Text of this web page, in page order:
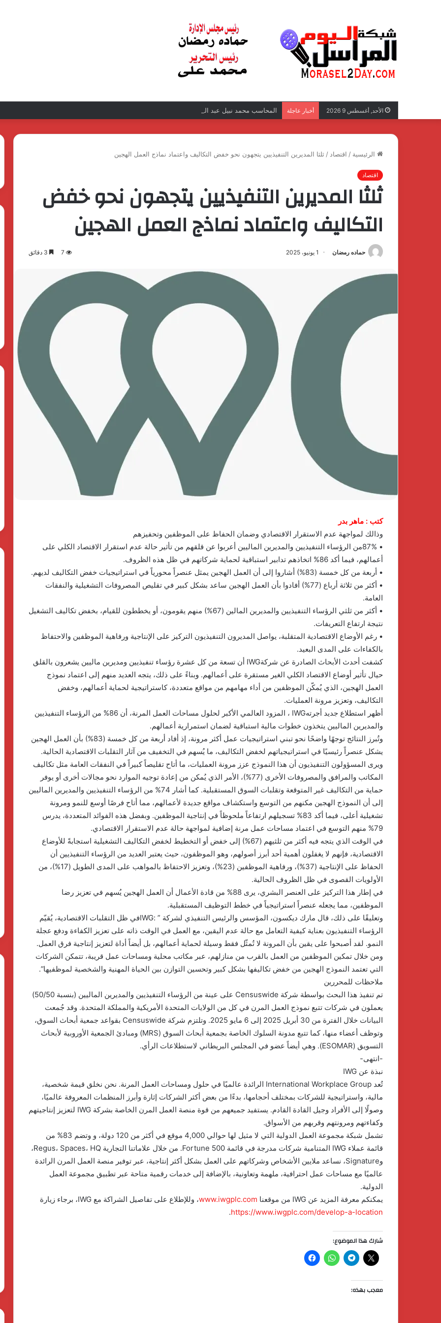
الأحد, أغسطس 9 2026 أخبار عاجلة المحاسب محمد نبيل عبد الغفار فولي.. قيادة إدارية ناجحة على رأس فرع إيرادات طامية
الرئيسية / اقتصاد / ثلثا المديرين التنفيذيين يتجهون نحو خفض التكاليف واعتماد نماذج العمل الهجين
اقتصاد
ثلثا المديرين التنفيذيين يتجهون نحو خفض
التكاليف واعتماد نماذج العمل الهجين
حماده رمضان 1 يونيو، 2025 7
كتب : ماهر بدر
وذالك لمواجهة عدم الاستقرار الاقتصادي وضمان الحفاظ على الموظفين وتحفيزهم
• 87%من الرؤساء التنفيذيين والمديرين الماليين أعربوا عن قلقهم من تأثير حالة عدم استقرار الاقتصاد الكلي على
أعمالهم، فيما أكد 86% اتخاذهم تدابير استباقية لحماية شركاتهم في ظل هذه الظروف.
• أربعة من كل خمسة (83%) أشاروا إلى أن العمل الهجين يمثل عنصراً محورياً في استراتيجيات خفض التكاليف لديهم.
• أكثر من ثلاثة أرباع (77%) أفادوا بأن العمل الهجين ساعد بشكل كبير في تقليص المصروفات التشغيلية والنفقات
العامة.
• أكثر من ثلثي الرؤساء التنفيذيين والمديرين المالين (67%) منهم يقومون، أو يخططون للقيام، بخفض تكاليف التشغيل
نتيجة ارتفاع التعريفات.
• رغم الأوضاع الاقتصادية المتقلبة، يواصل المديرون التنفيذيون التركيز على الإنتاجية ورفاهية الموظفين والاحتفاظ
بالكفاءات على المدى البعيد.
كشفت أحدث الأبحاث الصادرة عن شركةIWG أن تسعة من كل عشرة رؤساء تنفيذيين ومديرين ماليين يشعرون بالقلق
حيال تأثير أوضاع الاقتصاد الكلي الغير مستقرة على أعمالهم. وبناءً على ذلك، يتجه العديد منهم إلى اعتماد نموذج
العمل الهجين، الذي يُمكّن الموظفين من أداء مهامهم من مواقع متعددة، كاستراتيجية لحماية أعمالهم، وخفض
التكاليف، وتعزيز مرونة العمليات.
أظهر استطلاع جديد أجرتهIWG ، المزود العالمي الأكبر لحلول مساحات العمل المرنة، أن 86% من الرؤساء التنفيذيين
والمديرين الماليين يتخذون خطوات مالية استباقية لضمان استمرارية أعمالهم.
وتُبرز النتائج توجهًا واضحًا نحو تبني استراتيجيات عمل أكثر مرونة، إذ أفاد أربعة من كل خمسة (83%) بأن العمل الهجين
يشكل عنصراً رئيسيًا في استراتيجياتهم لخفض التكاليف، ما يُسهم في التخفيف من آثار التقلبات الاقتصادية الحالية.
ويرى المسؤولون التنفيذيون أن هذا النموذج عزز مرونة العمليات، ما أتاح تقليصاً كبيراً في النفقات العامة مثل تكاليف
المكاتب والمرافق والمصروفات الأخرى (77%)، الأمر الذي يُمكن من إعادة توجيه الموارد نحو مجالات أخرى أو يوفر
حماية من التكاليف غير المتوقعة وتقلبات السوق المستقبلية. كما أشار 74% من الرؤساء التنفيذيين والمديرين الماليين
إلى أن النموذج الهجين مكنهم من التوسع واستكشاف مواقع جديدة لأعمالهم، مما أتاح فرصًا أوسع للنمو ومرونة
تشغيلية أعلى، فيما أكد 83% تسجيلهم ارتفاعاً ملحوظاً في إنتاجية الموظفين. وبفضل هذه الفوائد المتعددة، يدرس
79% منهم التوسع في اعتماد مساحات عمل مرنة إضافية لمواجهة حالة عدم الاستقرار الاقتصادي.
في الوقت الذي يتجه فيه أكثر من ثلثيهم (67%) إلى خفض أو التخطيط لخفض التكاليف التشغيلية استجابةً للأوضاع
الاقتصادية، فإنهم لا يغفلون أهمية أحد أبرز أصولهم، وهو الموظفون، حيث يعتبر العديد من الرؤساء التنفيذيين أن
الحفاظ على الإنتاجية (37%)، ورفاهية الموظفين (23%)، وتعزيز الاحتفاظ بالمواهب على المدى الطويل (17%)، من
الأولويات القصوى في ظل الظروف الحالية.
في إطار هذا التركيز على العنصر البشري، يرى 88% من قادة الأعمال أن العمل الهجين يُسهم في تعزيز رضا
الموظفين، مما يجعله عنصراً استراتيجياً في خطط التوظيف المستقبلية.
وتعليقًا على ذلك، قال مارك ديكسون، المؤسس والرئيس التنفيذي لشركة ” :IWGفي ظل التقلبات الاقتصادية، يُقيّم
الرؤساء التنفيذيون بعناية كيفية التعامل مع حالة عدم اليقين، مع العمل في الوقت ذاته على تعزيز الكفاءة ودفع عجلة
النمو. لقد أصبحوا على يقين بأن المرونة لا تُمثّل فقط وسيلة لحماية أعمالهم، بل أيضاً أداة لتعزيز إنتاجية فرق العمل.
ومن خلال تمكين الموظفين من العمل بالقرب من منازلهم، عبر مكاتب محلية ومساحات عمل قريبة، تتمكن الشركات
التي تعتمد النموذج الهجين من خفض تكاليفها بشكل كبير وتحسين التوازن بين الحياة المهنية والشخصية لموظفيها”.
ملاحظات للمحررين
تم تنفيذ هذا البحث بواسطة شركة Censuswide على عينة من الرؤساء التنفيذيين والمديرين الماليين (بنسبة 50/50)
يعملون في شركات تتبع نموذج العمل المرن في كل من الولايات المتحدة الأمريكية والمملكة المتحدة. وقد جُمعت
البيانات خلال الفترة من 30 أبريل 2025 إلى 6 مايو 2025. وتلتزم شركة Censuswide بقواعد جمعية أبحاث السوق،
وتوظف أعضاء منها، كما تتبع مدونة السلوك الخاصة بجمعية أبحاث السوق (MRS) ومبادئ الجمعية الأوروبية لأبحاث
التسويق (ESOMAR). وهي أيضاً عضو في المجلس البريطاني لاستطلاعات الرأي.
-انتهى-
نبذة عن IWG
تُعد International Workplace Group الرائدة عالميًا في حلول ومساحات العمل المرنة. نحن نخلق قيمة شخصية،
مالية، واستراتيجية للشركات بمختلف أحجامها، بدءًا من بعض أكثر الشركات إثارة وأبرز المنظمات المعروفة عالميًا،
وصولًا إلى الأفراد وجيل القادة القادم. يستفيد جميعهم من قوة منصة العمل المرن الخاصة بشركة IWG لتعزيز إنتاجيتهم
وكفاءتهم ومرونتهم وقربهم من الأسواق.
تشمل شبكة مجموعة العمل الدولية التي لا مثيل لها حوالي 4,000 موقع في أكثر من 120 دولة، و وتضم 83% من
قائمة عملاء IWG المتنامية شركات مدرجة في قائمة Fortune 500. من خلال علاماتنا التجارية Regus، Spaces، HQ،
وSignature، نساعد ملايين الأشخاص وشركاتهم على العمل بشكل أكثر إنتاجية، عبر توفير منصة العمل المرن الرائدة
عالميًا مع مساحات عمل احترافية، ملهمة وتعاونية، بالإضافة إلى خدمات رقمية متاحة عبر تطبيق مجموعة العمل
الدولية.
يمكنكم معرفة المزيد عن IWG من موقعنا
www.iwgplc.com، وللإطلاع على تفاصيل الشراكة مع IWG، برجاء زيارة
https://www.iwgplc.com/develop-a-location
.
شارك هذا الموضوع:
معجب بهذه:
اكتشف الفخامة والهدوء في
كومباوند نسيم بالشيخ زايد أحدث
The
وتشغيل
مشاريع
الضيافة
في
مصر
Developments توقعان شراكة
استراتيجية لإطلاق منصة متكاملة
لتطوير وتشغيل مشاريع الضيافة في
المصرية
وأهدافها
للتنمية..
«دالتكس»
بدعم الدولة المصرية وأهدافها
للتنمية.. «دالتكس» تطلق نموذجًا